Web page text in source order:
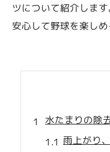
ツについて紹介しま
安心して野球を楽し
水たまりの除
雨上がり